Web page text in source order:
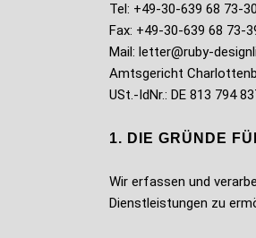
Tel: +49-30-639 68 73-30
Fax: +49-30-639 68 73-
Mail: letter@ruby-
Amtsgericht
USt.-IdNr.: DE 813 794
1. DIE GRÜNDE
Wir erfassen und
Dienstleistungen zu